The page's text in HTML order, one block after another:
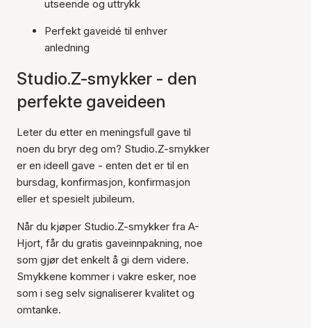
utseende og uttrykk
Perfekt gaveidé til enhver
anledning
Studio.Z-smykker - den
perfekte gaveideen
Leter du etter en meningsfull gave til
noen du bryr deg om? Studio.Z-smykker
er en ideell gave - enten det er til en
bursdag, konfirmasjon, konfirmasjon
eller et spesielt jubileum.
Når du kjøper Studio.Z-smykker fra A-
Hjort, får du gratis gaveinnpakning, noe
som gjør det enkelt å gi dem videre.
Smykkene kommer i vakre esker, noe
som i seg selv signaliserer kvalitet og
omtanke.